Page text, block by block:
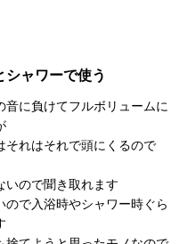
ャワーで使う
に負けてフルボリュームに
それはそれで頭にくるので
いので聞き取れます
で入浴時やシャワー時ぐら